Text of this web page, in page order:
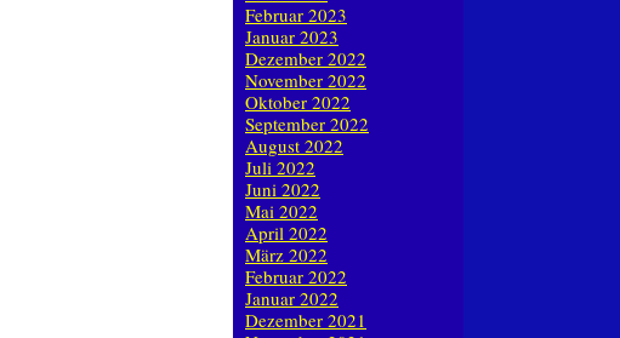
Februar 2023
Januar 2023
Dezember 2022
November 2022
Oktober 2022
September 2022
August 2022
Juli 2022
Juni 2022
Mai 2022
April 2022
März 2022
Februar 2022
Januar 2022
Dezember 2021